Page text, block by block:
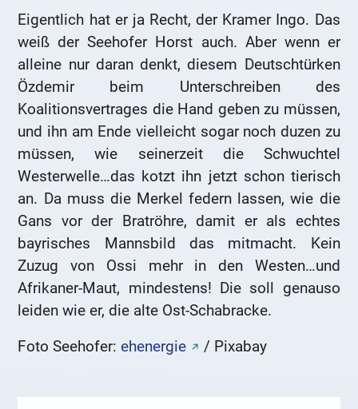
Eigentlich hat er ja Recht, der Kramer Ingo. Das
weiß der Seehofer Horst auch. Aber wenn er
alleine nur daran denkt, diesem Deutschtürken
Özdemir beim Unterschreiben des
Koalitionsvertrages die Hand geben zu müssen,
und ihn am Ende vielleicht sogar noch duzen zu
müssen, wie seinerzeit die Schwuchtel
Westerwelle…das kotzt ihn jetzt schon tierisch
an. Da muss die Merkel federn lassen, wie die
Gans vor der Bratröhre, damit er als echtes
bayrisches Mannsbild das mitmacht. Kein
Zuzug von Ossi mehr in den Westen…und
Afrikaner-Maut, mindestens! Die soll genauso
leiden wie er, die alte Ost-Schabracke.
Foto Seehofer:ehenergie / Pixabay